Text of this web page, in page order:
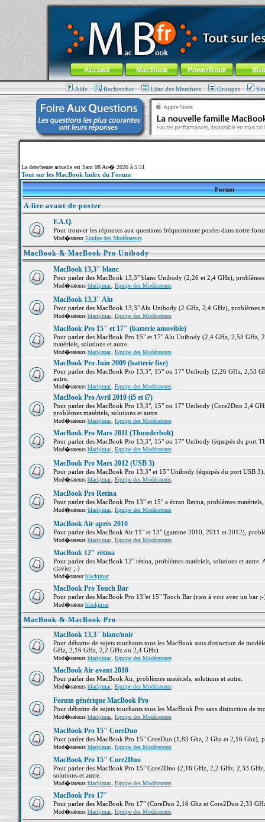
MacBook-fr.com : 100% Apple... 100% nomade !
Aller au contenu-Aller au menu général-Aller au menu de
Menu général
Accueil MacBook PowerBook
Aide Rechercher Liste des Membres Groupes
La date/heure actuelle est Sam 08 Ao� 2026 à 5:51
Tout sur les MacBook Index du Forum
Forum
A lire avant de poster
F.A.Q.
Pour trouver les réponses aux questions fréquemment posées dans notre
Mod�rateurEquipe des Modérateurs
MacBook & MacBook Pro Unibody
MacBook 13,3" blanc
Pour parler des MacBook 13,3" blanc Unibody (2,26 et 2,4 GHz),
Mod�rateurs blackjmac, Equipe des Modérateurs
MacBook 13,3" Alu
Pour parler des MacBook 13,3" Alu Unibody (2 GHz, 2,4 GHz), problèmes
Mod�rateurs blackjmac, Equipe des Modérateurs
MacBook Pro 15" et 17" (batterie amovible)
Pour parler des MacBook Pro 15" et 17" Alu Unibody (2,4 GHz, 2,53 GHz,
matériels, solutions et autre.
Mod�rateurs blackjmac, Equipe des Modérateurs
MacBook Pro Juin 2009 (batterie fixe)
Pour parler des MacBook Pro 13,3", 15" ou 17" Unibody (2,26 GHz, 2,53
autre.
Mod�rateurs blackjmac, Equipe des Modérateurs
MacBook Pro Avril 2010 (i5 et i7)
Pour parler des MacBook Pro 13,3", 15" ou 17" Unibody (Core2Duo 2,4
problèmes matériels, solutions et autre.
Mod�rateurs blackjmac, Equipe des Modérateurs
MacBook Pro Mars 2011 (Thunderbolt)
Pour parler des MacBook Pro 13,3", 15" ou 17" Unibody (équipés du port
Mod�rateurs blackjmac, Equipe des Modérateurs
MacBook Pro Mars 2012 (USB 3)
Pour parler des MacBook Pro 13,3" et 15" Unibody (équipés du port USB
Mod�rateurs blackjmac, Equipe des Modérateurs
MacBook Pro Retina
Pour parler des MacBook Pro 13" et 15" a écran Retina, problèmes matériels,
Mod�rateurs blackjmac, Equipe des Modérateurs
MacBook Air après 2010
Pour parler des MacBook Air 11" et 13" (gamme 2010, 2011 et 2012),
Mod�rateurs blackjmac, Equipe des Modérateurs
MacBook 12" rétina
Pour parler des MacBook 12" rétina, problèmes matériels, solutions et
clavier ;-)
Mod�rateurblackjmac
MacBook Pro Touch Bar
Pour parler des MacBook Pro 13"et 15" Touch Bar (rien à voir avec un bar
Mod�rateurblackjmac
MacBook & MacBook Pro
MacBook 13,3" blanc/noir
Pour débattre de sujets touchants tous les MacBook sans distinction de
GHz, 2,16 GHz, 2,2 GHz ou 2,4 GHz).
Mod�rateurs blackjmac, Equipe des Modérateurs
MacBook Air avant 2010
Pour parler des MacBook Air, problèmes matériels, solutions et autre.
Mod�rateurs blackjmac, Equipe des Modérateurs
Forum générique MacBook Pro
Pour débattre de sujets touchants tous les MacBook Pro sans distinction de
Mod�rateurs blackjmac, Equipe des Modérateurs
MacBook Pro 15" CoreDuo
Pour parler des MacBook Pro 15" CoreDuo (1,83 Ghz, 2 Ghz et 2,16 Ghz),
Mod�rateurs blackjmac, Equipe des Modérateurs
MacBook Pro 15" Core2Duo
Pour parler des MacBook Pro 15" Core2Duo (2,16 GHz, 2,2 GHz, 2,33
solutions et autre.
Mod�rateurs blackjmac, Equipe des Modérateurs
MacBook Pro 17"
Pour parler des MacBook Pro 17" (CoreDuo 2,16 Ghz et Core2Duo 2,33
Mod�rateurs blackjmac, Equipe des Modérateurs